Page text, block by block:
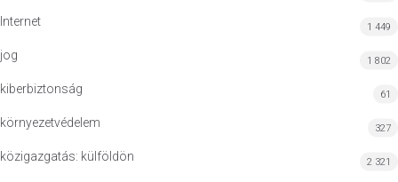
Internet 1 449
jog 1 802
kiberbiztonság 61
környezetvédelem 327
közigazgatás: külföldön 2 321